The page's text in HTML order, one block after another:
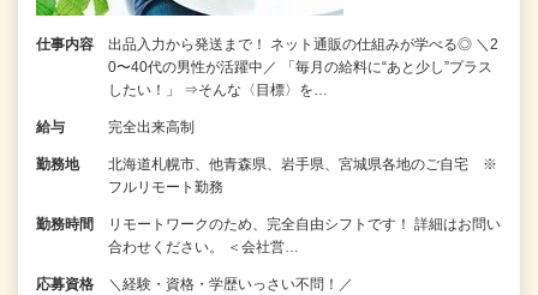
仕事内容
出品入力から発送まで！ ネット通販の仕組みが学べる◎ ＼2
0〜40代の男性が活躍中／ 「毎月の給料に“あと少し”プラス
したい！」 ⇒そんな〈目標〉を…
給与 完全出来高制
勤務地
北海道札幌市、他青森県、岩手県、宮城県各地のご自宅 ※
フルリモート勤務
勤務時間
リモートワークのため、完全自由シフトです！ 詳細はお問い
合わせください。 ＜会社営…
応募資格 ＼経験・資格・学歴いっさい不問！／